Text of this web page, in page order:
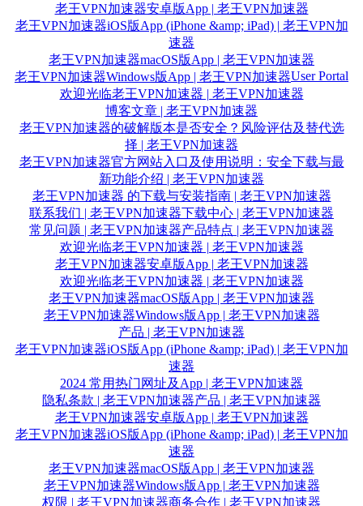
老王VPN加速器安卓版App | 老王VPN加速器
老王VPN加速器iOS版App (iPhone &amp; iPad) | 老王VPN加
速器
老王VPN加速器macOS版App | 老王VPN加速器
老王VPN加速器Windows版App | 老王VPN加速器User Portal
欢迎光临老王VPN加速器 | 老王VPN加速器
博客文章 | 老王VPN加速器
老王VPN加速器的破解版本是否安全？风险评估及替代选
择 | 老王VPN加速器
老王VPN加速器官方网站入口及使用说明：安全下载与最
新功能介绍 | 老王VPN加速器
老王VPN加速器 的下载与安装指南 | 老王VPN加速器
联系我们 | 老王VPN加速器下载中心 | 老王VPN加速器
常见问题 | 老王VPN加速器产品特点 | 老王VPN加速器
欢迎光临老王VPN加速器 | 老王VPN加速器
老王VPN加速器安卓版App | 老王VPN加速器
欢迎光临老王VPN加速器 | 老王VPN加速器
老王VPN加速器macOS版App | 老王VPN加速器
老王VPN加速器Windows版App | 老王VPN加速器
产品 | 老王VPN加速器
老王VPN加速器iOS版App (iPhone &amp; iPad) | 老王VPN加
速器
2024 常用热门网址及App | 老王VPN加速器
隐私条款 | 老王VPN加速器产品 | 老王VPN加速器
老王VPN加速器安卓版App | 老王VPN加速器
老王VPN加速器iOS版App (iPhone &amp; iPad) | 老王VPN加
速器
老王VPN加速器macOS版App | 老王VPN加速器
老王VPN加速器Windows版App | 老王VPN加速器
权限 | 老王VPN加速器商务合作 | 老王VPN加速器